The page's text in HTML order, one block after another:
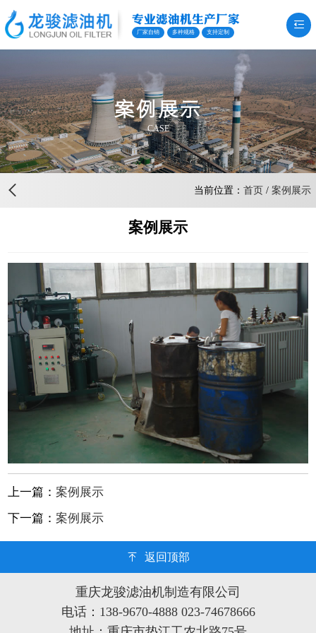
专业滤油机生产厂家
厂家自销 多种规格 支持定制
案例展示
CASE
当前位置： 首页 / 案例展示
案例展示
上一篇：案例展示
下一篇：案例展示
返回顶部
重庆龙骏滤油机制造有限公司
电话：138-9670-4888 023-74678666